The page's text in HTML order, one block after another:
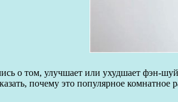
о том, улучшает или ухудшает фэн-
почему это популярное